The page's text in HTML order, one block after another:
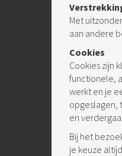
Met
aan andere
Cookies
Cookies zijn
functionele,
werkt en je
opgeslagen,
en
Bij het
je keuze